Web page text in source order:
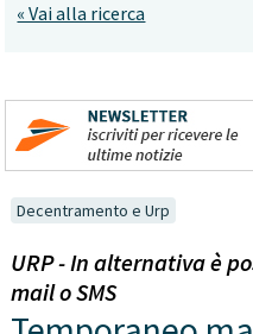
« Vai alla ricerca
Decentramento e Urp
URP - In alternativa è
mail o SMS